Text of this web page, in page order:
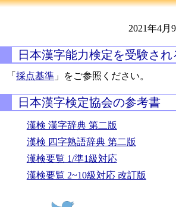
2021年4月
日本漢字能力検定を受験され
「採点基準 」をご参照ください。
日本漢字検定協会の参考書
漢検 漢字辞典 第二版
漢検 四字熟語辞典 第二版
漢検要覧 1/準1級対応
漢検要覧 2~10級対応 改訂版